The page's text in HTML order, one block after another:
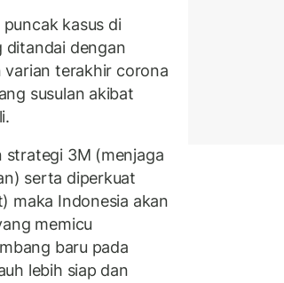
kasus di
ditandai dengan
varian terakhir corona
susulan akibat
strategi 3M (menjaga
serta diperkuat
maka Indonesia akan
memicu
baru pada
lebih siap dan